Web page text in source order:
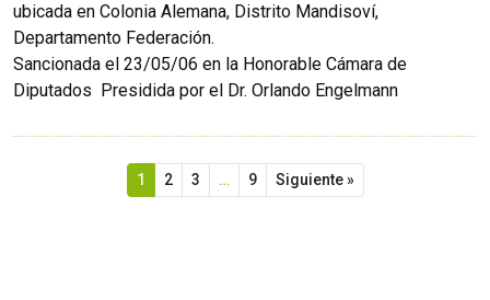
ubicada en Colonia Alemana, Distrito Mandisoví,
Departamento Federación.
Sancionada el 23/05/06 en la Honorable Cámara de
Diputados  Presidida por el Dr. Orlando Engelmann
1 2 3 … 9 Siguiente »